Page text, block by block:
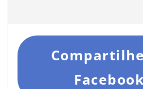
Facebook